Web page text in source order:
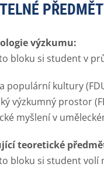
výzkumu:
bloku si student v
populární kultury
výzkumný prostor
myšlení v
teoretické
bloku si student volí